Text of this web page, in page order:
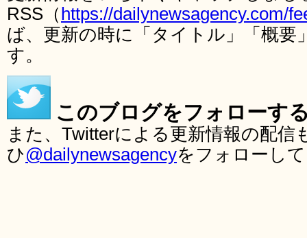
RSS（ https://dailynewsagency.com/
ば、更新の時に「タイトル」「概要
す。
このブログをフォローす
また、Twitterによる更新情報の配
ひ@dailynewsagencyをフォローし